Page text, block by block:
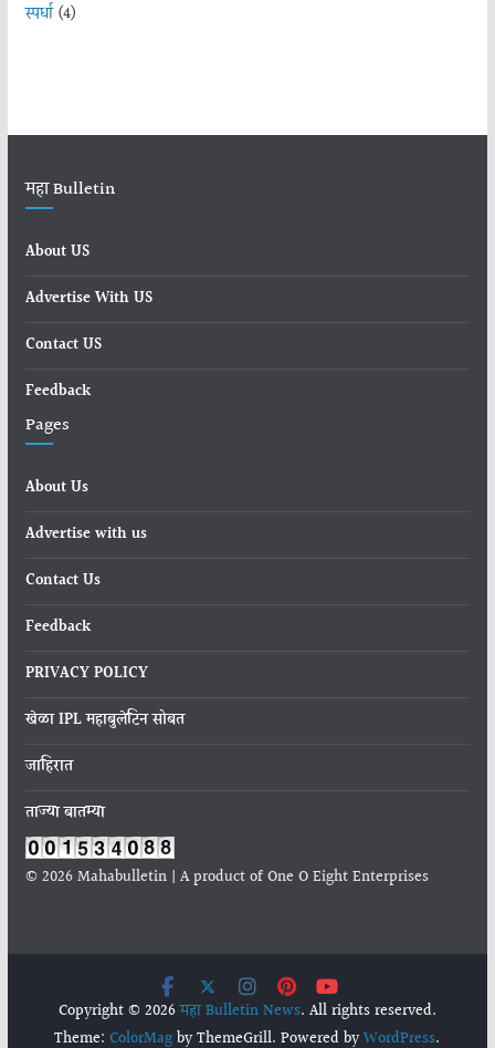
स्पर्धा(4)
महा Bulletin
About US
Advertise With US
Contact US
Feedback
Pages
About Us
Advertise with us
Contact Us
Feedback
PRIVACY POLICY
खेळा IPL महाबुलेटिन सोबत
जाहिरात
ताज्या बातम्या
© 2026 Mahabulletin | A product of One O Eight Enterprises
Copyright © 2026महा Bulletin News. All rights reserved.
Theme:ColorMagby ThemeGrill. Powered byWordPress.